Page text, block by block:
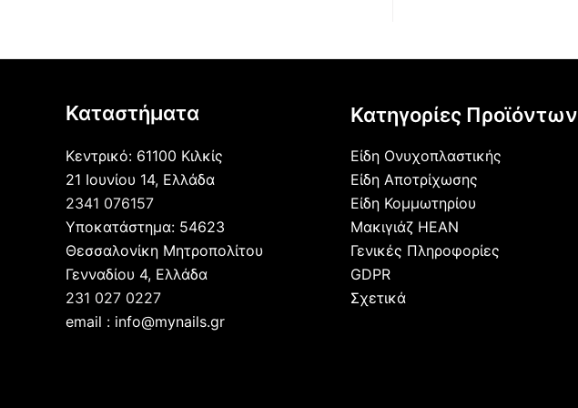
Καταστήματα
Κεντρικό: 61100 Κιλκίς
21 Ιουνίου 14, Ελλάδα
2341 076157
Υποκατάστημα: 54623
Θεσσαλονίκη Μητροπολίτου
Γενναδίου 4, Ελλάδα
231 027 0227
email : info@mynails.gr
Κατηγορίες Προϊόντων
Είδη Ονυχοπλαστικής
Είδη Αποτρίχωσης
Είδη Κομμωτηρίου
Μακιγιάζ HEAN
Γενικές Πληροφορίες
GDPR
Σχετικά